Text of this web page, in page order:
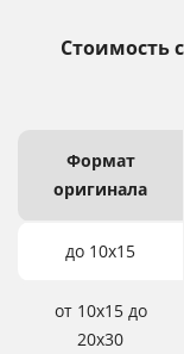
Стоимость
Формат
оригинала
до 10х15
от 10х15 до
20х30